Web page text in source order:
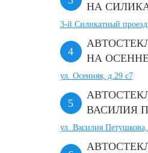
НА
3-й Силикатный
НА
ул. Осенняя, д.29 с7
ВАСИЛИЯ
ул. Василия